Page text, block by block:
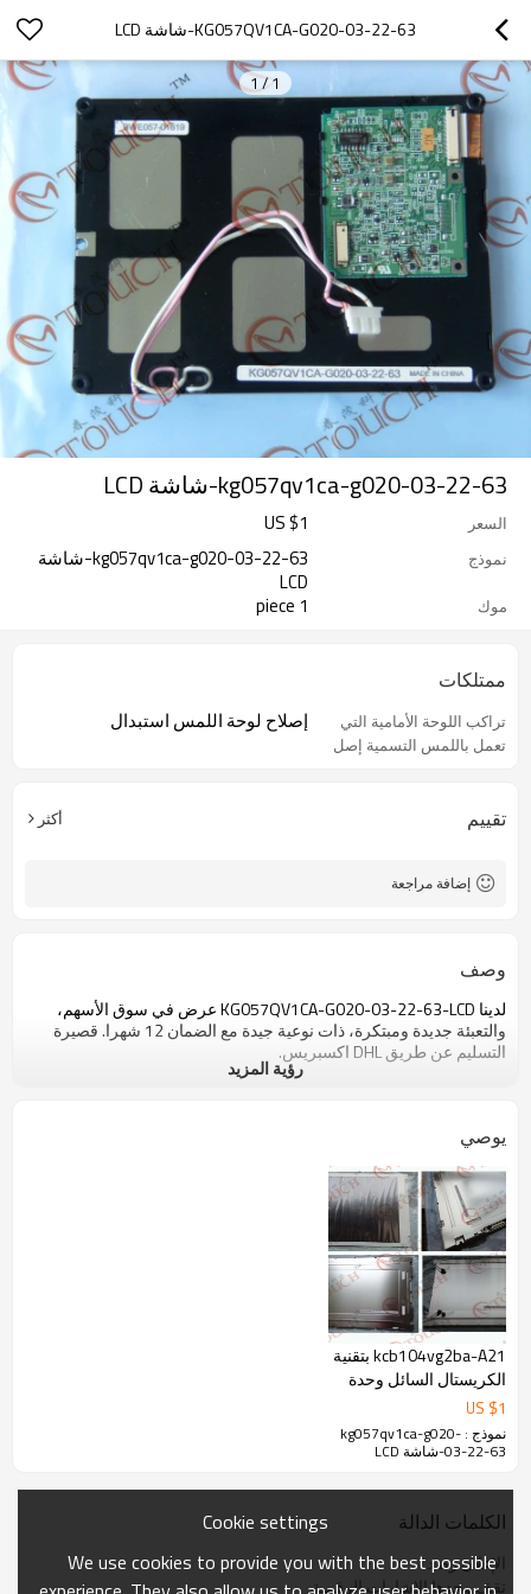
KG057QV1CA-G020-03-22-63-شاشة LCD
1
/
1
kg057qv1ca-g020-03-22-63-شاشة LCD
السعر US $1
نموذج
kg057qv1ca-g020-03-22-63-شاشة
LCD
موك 1 piece
ممتلكات
تراكب اللوحة الأمامية التي
تعمل باللمس التسمية إصل
إصلاح لوحة اللمس استبدال
تقييم أكثر
إضافة مراجعة
وصف
لدينا KG057QV1CA-G020-03-22-63-LCD عرض في سوق الأسهم،
والتعبئة جديدة ومبتكرة، ذات نوعية جيدة معالضمان12 شهرا.
قصيرة
التسليم عن طريقDHL اكسبريس.
رؤية المزيد
يوصي
kcb104vg2ba-A21 بتقنية
الكريستال السائل وحدة
مراقبة
US $1
نموذج : kg057qv1ca-g020-
03-22-63-شاشة LCD
الكلمات الدالة
الإعلان رصد
تقف وحدها الإشارات الرقمية
Cookie settings
We use cookies to provide you with the best possible